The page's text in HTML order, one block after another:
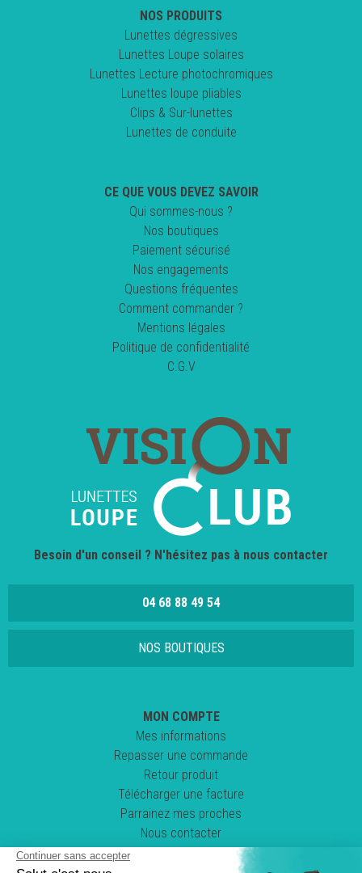
NOS PRODUITS
Lunettes dégressives
Lunettes Loupe solaires
Lunettes Lecture photochromiques
Lunettes loupe pliables
Clips & Sur-lunettes
Lunettes de conduite
CE QUE VOUS DEVEZ SAVOIR
Qui sommes-nous ?
Nos boutiques
Paiement sécurisé
Nos engagements
Questions fréquentes
Comment commander ?
Mentions légales
Politique de confidentialité
C.G.V
Besoin d'un conseil ? N'hésitez pas à nous contacter
04 68 88 49 54
NOS BOUTIQUES
MON COMPTE
Mes informations
Repasser une commande
Retour produit
Télécharger une facture
Parrainez mes proches
Nous contacter